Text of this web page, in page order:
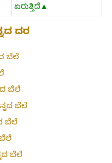
ಏರುತ್ತಿದೆ▲
ದರ
ಬೆಲೆ
ಬೆಲೆ
ಬೆಲೆ
ಬೆಲೆ
ಬೆಲೆ